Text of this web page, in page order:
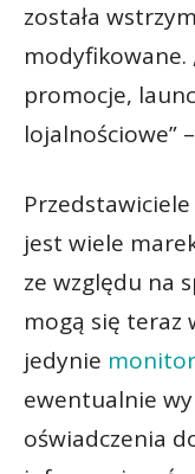
została
modyfikowane.
promocje,
lojalnościowe”
jest wiele
ze względu na
mogą się teraz
jedynie
ewentualnie
oświadczenia